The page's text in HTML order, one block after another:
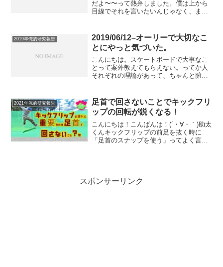
だよ〜〜って熱弁しました。僕は上から
目線でそれを言いたいんじゃなく、まさ
た〜〜〜っと心の中で嘆きながら目下練
習中なのであります。...
2019年俺的研究報告
2019/06/12–オーリーで大切なこ
とにやっと気づいた。
こんにちは。スケートボードで大事なこ
とって案外教えてもらえない。ってか人
それぞれの理論があって、ちゃんと腑に
いって感じでしょうか？僕はトリックの
やり方、みたいな小手先の...
2021年俺的研究報告
足首で回さないことでキックフリ
ップの回転が鋭くなる！
こんにちは！こんばんは！(´・∀・｀)助太
くんキックフリップの前足を抜く時に
「足首のスナップを使う」ってよく言う
スポンサーリンク